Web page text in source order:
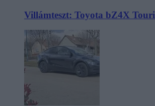
Villámteszt: Toyota bZ4X